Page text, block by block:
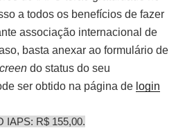
a todos os benefícios de fazer
associação internacional de
basta anexar ao formulário de
do status do seu
ser obtido na página de login
IAPS: R$ 155,00.